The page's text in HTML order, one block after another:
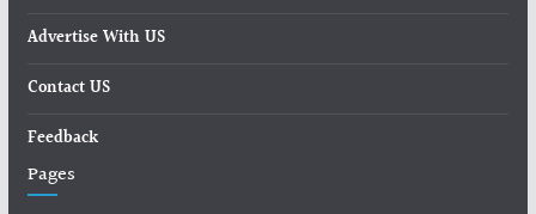
Advertise With US
Contact US
Feedback
Pages